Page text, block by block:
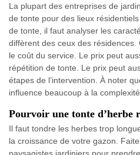
La plupart des entreprises de
de tonte pour des lieux
de tonte, il faut analyser les
diffèrent des ceux des
le coût du service. Le prix peut
répétition de tonte. Le prix peut
étapes de l’intervention. À noter
influence beaucoup à la
Pourvoir une tonte d’herbe
Il faut tondre les herbes trop
la croissance de votre gazon.